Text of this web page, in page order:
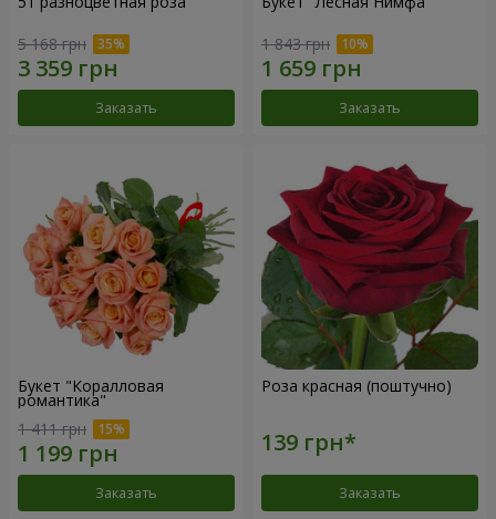
5 168 грн
Заказать
1 843 грн
Заказать
Букет "Коралловая
романтика"
1 411 грн
Заказать
Роза красная (поштучно)
Заказать